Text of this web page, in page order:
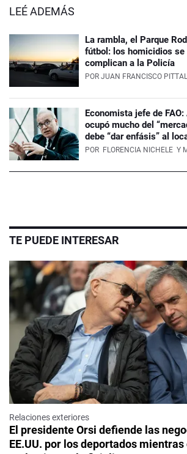
LEÉ ADEMÁS
La rambla, el Parque
fútbol: los homicidios se
complican a la Policía
POR JUAN FRANCISCO
Economista jefe de
ocupó mucho del
debe “dar enfásis” al
POR FLORENCIA NICHELE Y
TE PUEDE INTERESAR
Relaciones exteriores
El presidente Orsi defiende las
EE.UU. por los deportados mientras